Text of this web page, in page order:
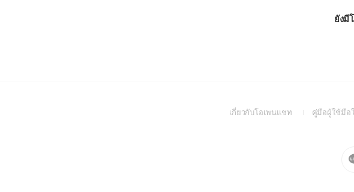
ยังมี
เกี่ยวกับโอเพนแชท
(Openคู่มือผู้ใช้มือ